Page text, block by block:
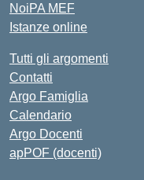
NoiPA MEF
Istanze online
Tutti gli argomenti
Contatti
Argo Famiglia
Calendario
Argo Docenti
apPOF (docenti)